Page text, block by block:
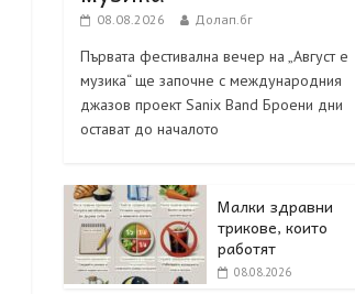
08.08.2026 Долап.бг
Първата фестивална вечер на „Август е
музика“ ще започне с международния
джазов проект Sanix Band Броени дни
остават до началото
Малки здравни
трикове, които
работят
08.08.2026